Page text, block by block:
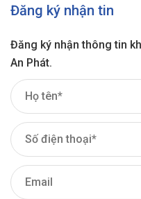
Đăng ký nhận tin
Đăng ký nhận thông tin
An Phát.